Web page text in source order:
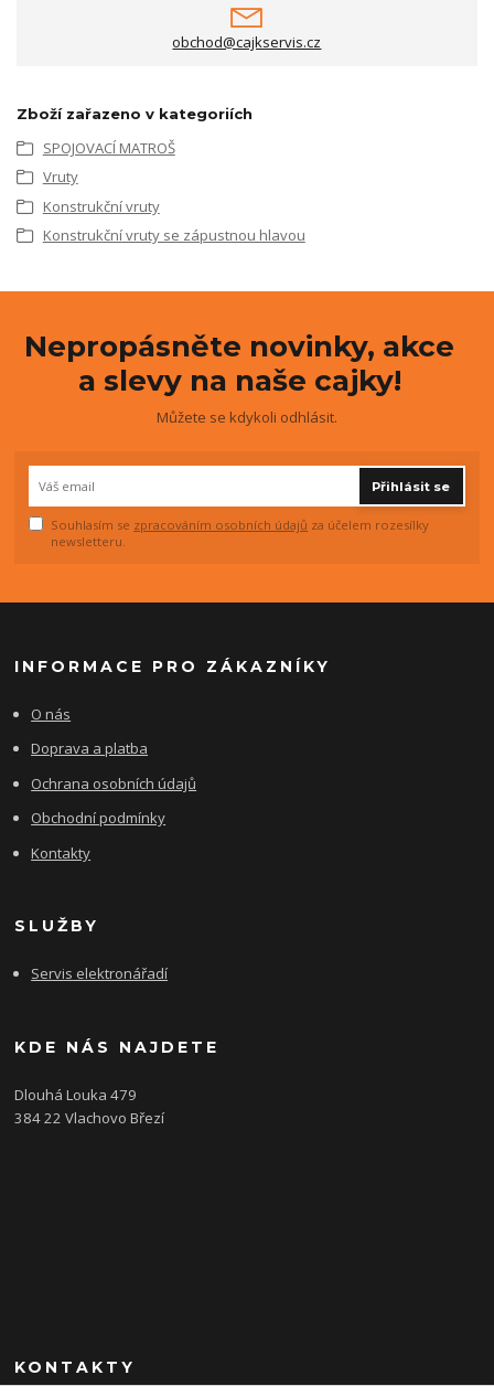
obchod@cajkservis.cz
Zboží zařazeno v kategoriích
SPOJOVACÍ MATROŠ
Vruty
Konstrukční vruty
Konstrukční vruty se zápustnou hlavou
Nepropásněte novinky, akce
a slevy na naše cajky!
Můžete se kdykoli odhlásit.
Přihlásit se
Souhlasím se zpracováním osobních údajů za účelem rozesílky
newsletteru.
INFORMACE PRO ZÁKAZNÍKY
O nás
Doprava a platba
Ochrana osobních údajů
Obchodní podmínky
Kontakty
SLUŽBY
Servis elektronářadí
KDE NÁS NAJDETE
Dlouhá Louka 479
384 22 Vlachovo Březí
KONTAKTY